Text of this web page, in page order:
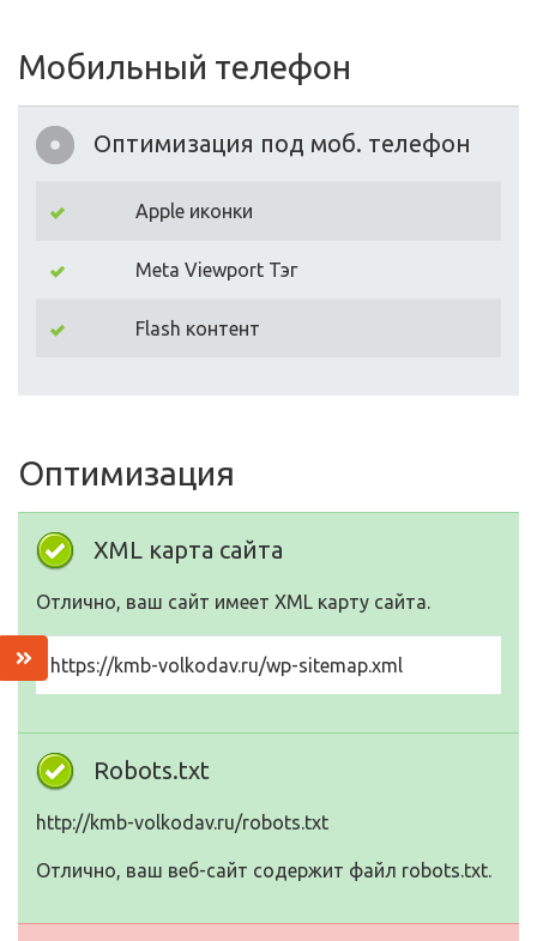
Мобильный телефон
Оптимизация под моб. телефон
Apple иконки
Meta Viewport Тэг
Flash контент
Оптимизация
XML карта сайта
Отлично, ваш сайт имеет XML карту сайта.
https://kmb-volkodav.ru/wp-sitemap.xml
Robots.txt
http://kmb-volkodav.ru/robots.txt
Отлично, ваш веб-сайт содержит файл robots.txt.